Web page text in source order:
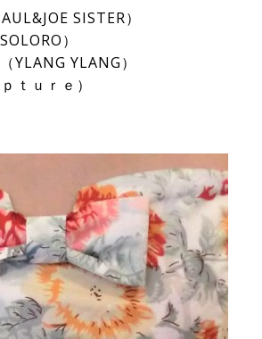
SISTER）
）
YLANG YLANG）
ｔｕｒｅ）